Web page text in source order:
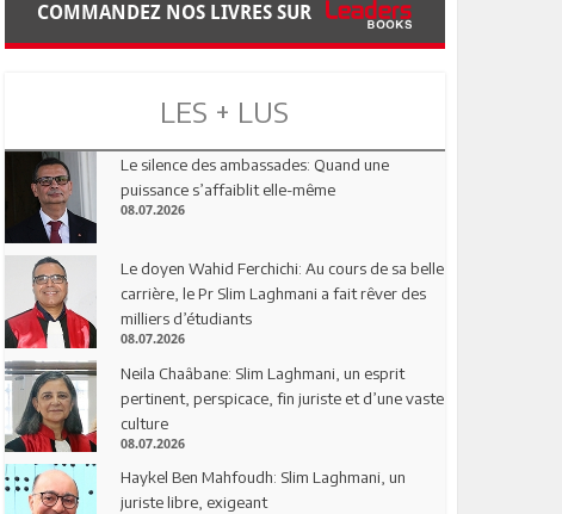
COMMANDEZ NOS LIVRES SUR
LES + LUS
Le silence des ambassades: Quand une
puissance s’affaiblit elle-même
08.07.2026
Le doyen Wahid Ferchichi: Au cours de sa belle
carrière, le Pr Slim Laghmani a fait rêver des
milliers d’étudiants
08.07.2026
Neila Chaâbane: Slim Laghmani, un esprit
pertinent, perspicace, fin juriste et d’une vaste
culture
08.07.2026
Haykel Ben Mahfoudh: Slim Laghmani, un
juriste libre, exigeant